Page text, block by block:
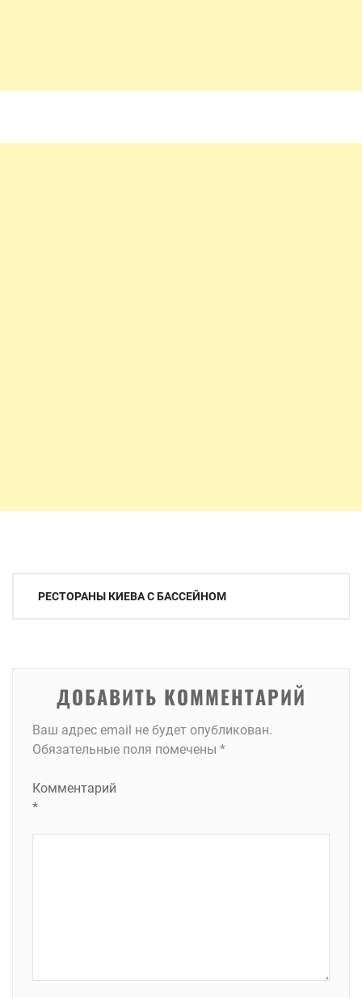
Навигация
РЕСТОРАНЫ КИЕВА С БАССЕЙНОМ
ДОБАВИТЬ КОММЕНТАРИЙ
Ваш адрес email не будет опубликован.
Обязательные поля помечены *
Комментарий
*